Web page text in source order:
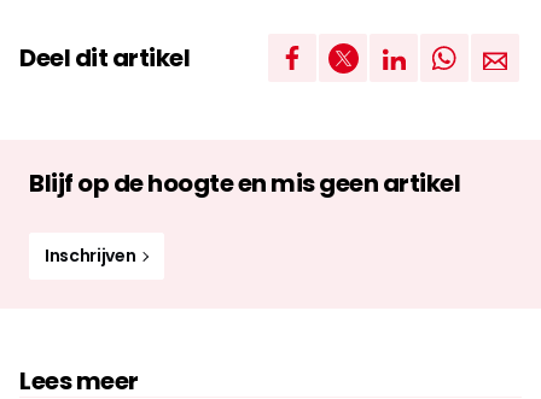
Deel dit artikel
Blijf op de hoogte en mis geen artikel
Inschrijven
Lees meer